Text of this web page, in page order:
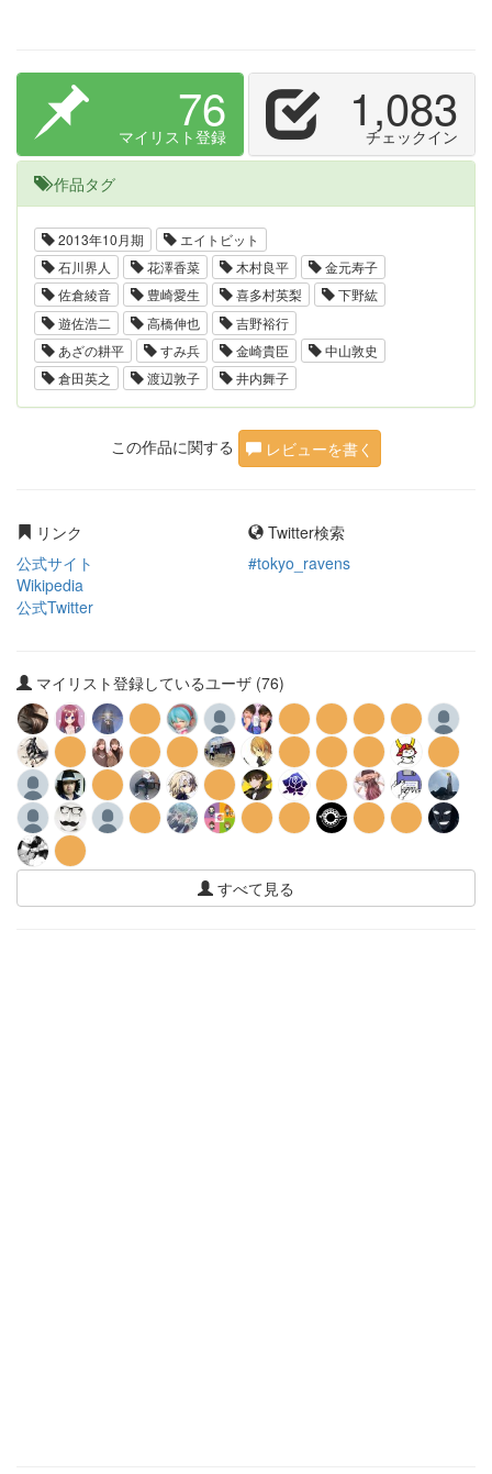
76
マイリスト登録 1,083
チェックイン
作品タグ
2013年10月期
エイトビット
石川界人
花澤香菜 木村良平
金元寿子
佐倉綾音
豊崎愛生 喜多村英梨
下野紘
遊佐浩二
高橋伸也
吉野裕行
あざの耕平
すみ兵 金崎貴臣
中山敦史
倉田英之
渡辺敦子 井内舞子
この作品に関する レビューを書く
リンク
公式サイト
Wikipedia
公式Twitter
Twitter検索
#tokyo_ravens
マイリスト登録しているユーザ (76)
すべて見る